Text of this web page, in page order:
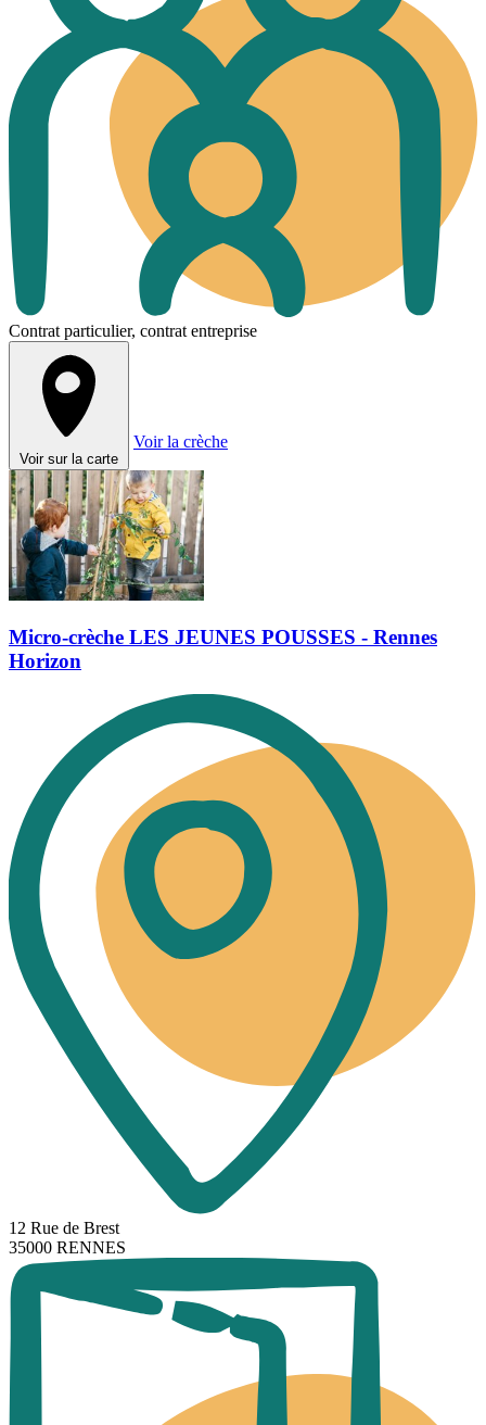
Contrat particulier, contrat entreprise
Voir sur la carte
Voir la crèche
Micro-crèche LES JEUNES POUSSES - Rennes
Horizon
12 Rue de Brest
35000 RENNES